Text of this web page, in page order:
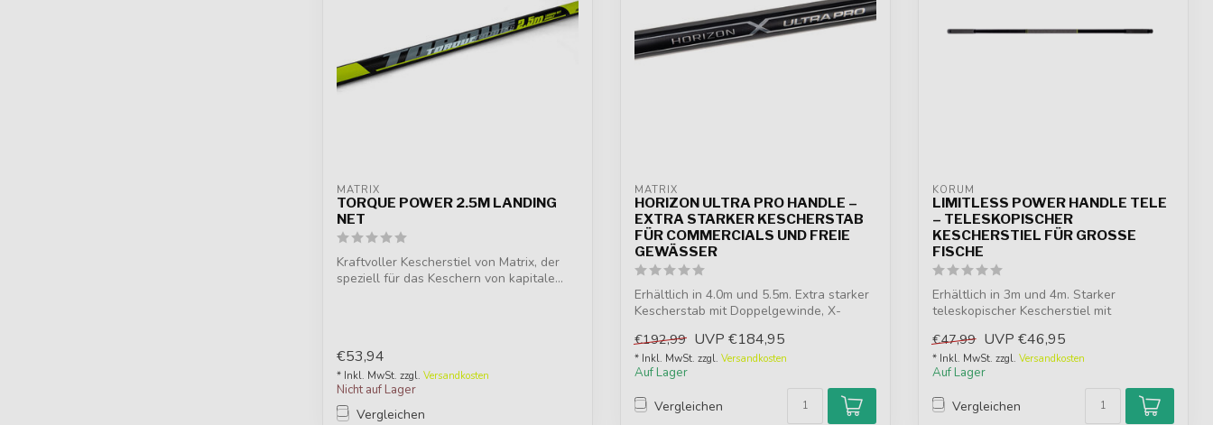
MATRIX
TORQUE POWER 2.5M LANDING
NET
Kraftvoller Kescherstiel von Matrix, der
speziell für das Keschern von kapitale...
€53,94
* Inkl. MwSt. zzgl. Versandkosten
Nicht auf Lager
Vergleichen
MATRIX
HORIZON ULTRA PRO HANDLE –
EXTRA STARKER KESCHERSTAB
FÜR COMMERCIALS UND FREIE
GEWÄSSER
Erhältlich in 4.0m und 5.5m. Extra starker
Kescherstab mit Doppelgewinde, X-
€192,99 UVP €184,95
* Inkl. MwSt. zzgl. Versandkosten
Auf Lager
Vergleichen
KORUM
LIMITLESS POWER HANDLE TELE
– TELESKOPISCHER
KESCHERSTIEL FÜR GROSSE F
ISCHE
Erhältlich in 3m und 4m. Starker
teleskopischer Kescherstiel mit
€47,99 UVP €46,95
* Inkl. MwSt. zzgl. Versandkosten
Auf Lager
Vergleichen